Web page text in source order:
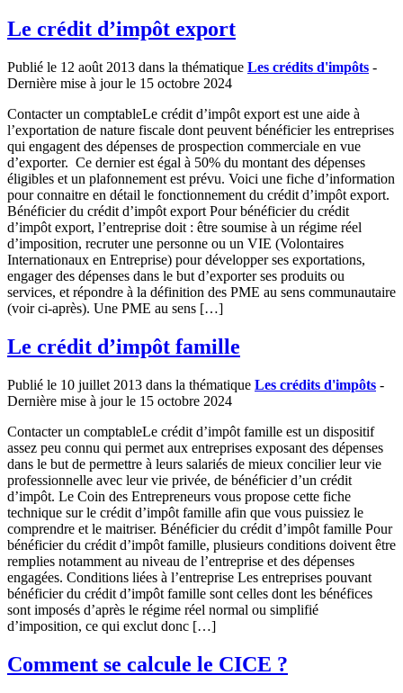
Le crédit d’impôt export
Publié le 12 août 2013 dans la thématique Les crédits d'impôts -
Dernière mise à jour le 15 octobre 2024
Contacter un comptableLe crédit d’impôt export est une aide à
l’exportation de nature fiscale dont peuvent bénéficier les entreprises
qui engagent des dépenses de prospection commerciale en vue
d’exporter. Ce dernier est égal à 50% du montant des dépenses
éligibles et un plafonnement est prévu. Voici une fiche d’information
pour connaitre en détail le fonctionnement du crédit d’impôt export.
Bénéficier du crédit d’impôt export Pour bénéficier du crédit
d’impôt export, l’entreprise doit : être soumise à un régime réel
d’imposition, recruter une personne ou un VIE (Volontaires
Internationaux en Entreprise) pour développer ses exportations,
engager des dépenses dans le but d’exporter ses produits ou
services, et répondre à la définition des PME au sens communautaire
(voir ci-après). Une PME au sens […]
Le crédit d’impôt famille
Publié le 10 juillet 2013 dans la thématique Les crédits d'impôts -
Dernière mise à jour le 15 octobre 2024
Contacter un comptableLe crédit d’impôt famille est un dispositif
assez peu connu qui permet aux entreprises exposant des dépenses
dans le but de permettre à leurs salariés de mieux concilier leur vie
professionnelle avec leur vie privée, de bénéficier d’un crédit
d’impôt. Le Coin des Entrepreneurs vous propose cette fiche
technique sur le crédit d’impôt famille afin que vous puissiez le
comprendre et le maitriser. Bénéficier du crédit d’impôt famille Pour
bénéficier du crédit d’impôt famille, plusieurs conditions doivent être
remplies notamment au niveau de l’entreprise et des dépenses
engagées. Conditions liées à l’entreprise Les entreprises pouvant
bénéficier du crédit d’impôt famille sont celles dont les bénéfices
sont imposés d’après le régime réel normal ou simplifié
d’imposition, ce qui exclut donc […]
Comment se calcule le CICE ?